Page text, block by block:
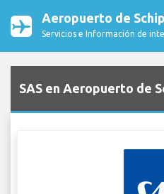
Aeropuerto de
Servicios e Información de
SAS en Aeropuerto de